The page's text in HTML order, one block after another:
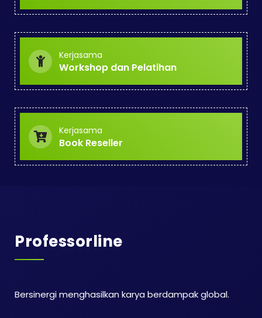
Kerjasama
Workshop dan Pelatihan
Kerjasama
Book Reseller
Professorline
Bersinergi menghasilkan karya berdampak global.